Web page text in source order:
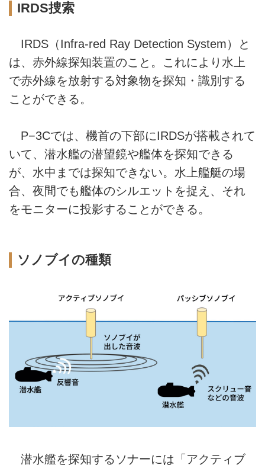
IRDS捜索
IRDS（Infra-red Ray Detection System）と
は、赤外線探知装置のこと。これにより水上
で赤外線を放射する対象物を探知・識別する
ことができる。
P−3Cでは、機首の下部にIRDSが搭載されて
いて、潜水艦の潜望鏡や艦体を探知できる
が、水中までは探知できない。水上艦艇の場
合、夜間でも艦体のシルエットを捉え、それ
をモニターに投影することができる。
ソノブイの種類
潜水艦を探知するソナーには「アクティブ